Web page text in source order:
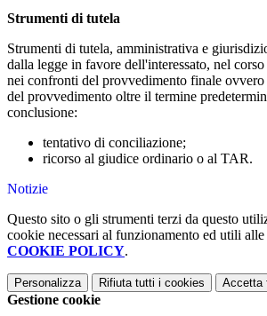
Strumenti di tutela
Strumenti di tutela, amministrativa e
dalla legge in favore dell'interessato, nel
nei confronti del provvedimento finale ovvero
del provvedimento oltre il termine
conclusione:
tentativo di conciliazione;
ricorso al giudice ordinario o al TAR.
Notizie
Questo sito o gli strumenti terzi da questo
cookie necessari al funzionamento ed utili
COOKIE POLICY.
Personalizza Rifiuta tutti i cookies Accetta
Gestione cookie